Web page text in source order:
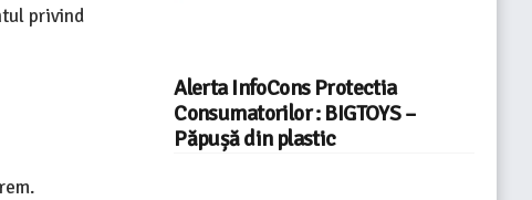
privind
Alerta InfoCons Protectia
Consumatorilor : BIGTOYS –
Păpușă din plastic